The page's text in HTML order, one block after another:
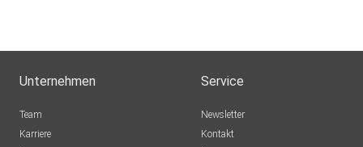
Unternehmen
Team
Karriere
Service
Newsletter
Kontakt